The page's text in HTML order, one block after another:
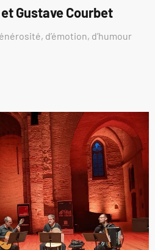
Gustave Courbet
d’émotion, d’humour